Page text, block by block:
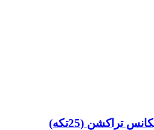
ست پلویس لگن ریکانس تراکشن (25تکه)